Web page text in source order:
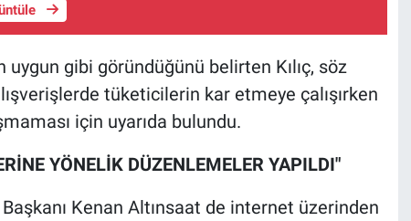
gibi göründüğünü belirten Kılıç, söz
tüketicilerin kar etmeye çalışırken
için uyarıda bulundu.
YÖNELİK DÜZENLEMELER YAPILDI"
Kenan Altınsaat de internet üzerinden